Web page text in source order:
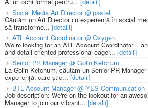
Social Media Art Director @ pastel
Căutăm un Art Director cu experiență în social
să transforme... [detalii]
ATL Account Coordinator @ Oxygen
We’re looking for an ATL Account Coordinator –
and detail-oriented professional eager... [detalii]
Senior PR Manager @ Golin Ketchum
La Golin Ketchum, căutăm un Senior PR
experiență, care știe... [detalii]
BTL Account Manager @ YES Communication
Job description: We're on the lookout for an
Manager to join our vibrant... [detalii]